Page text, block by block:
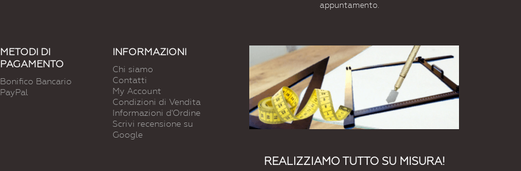
appuntamento.
METODI DI
PAGAMENTO
Bonifico Bancario
PayPal
INFORMAZIONI
Chi siamo
Contatti
My Account
Condizioni di Vendita
Informazioni d'Ordine
Scrivi recensione su
Google
REALIZZIAMO TUTTO SU MISURA!